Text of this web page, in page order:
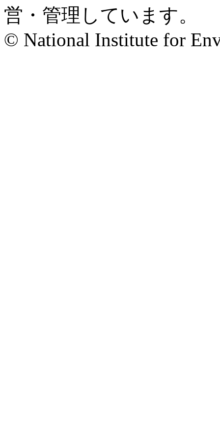
営・管理しています。
© National Institute for